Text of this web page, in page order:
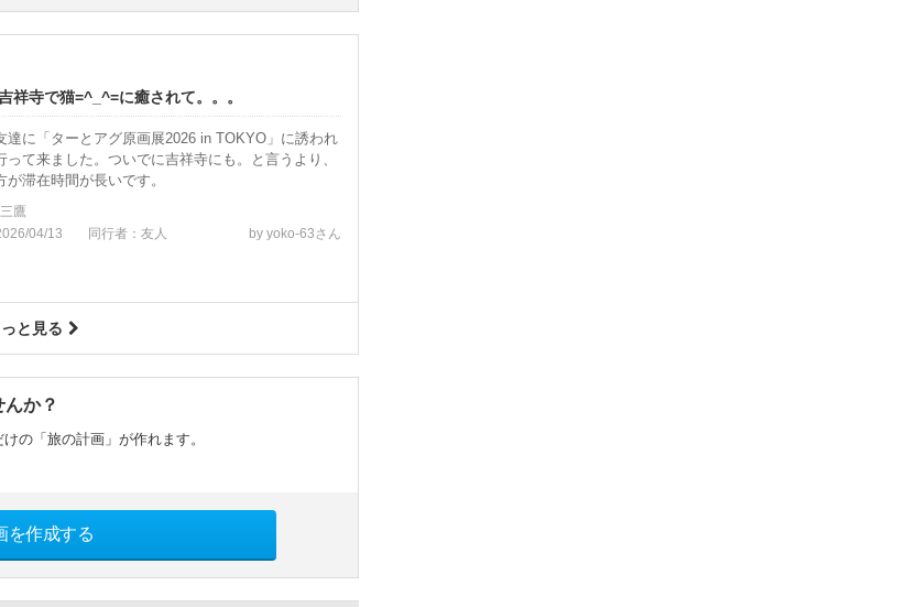
祥寺で猫=^_^=に癒されて。。。
達に「ターとアグ原画展2026 in TOKYO」に誘われ
って来ました。ついでに吉祥寺にも。と言うより、
が滞在時間が長いです。
鷹
04/13 同行者：友人 by yoko-63さん
と見る
か？
の「旅の計画」が作れます。
を作成する